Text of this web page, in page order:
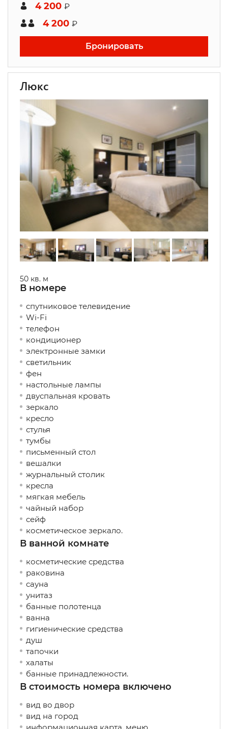
4 200 ₽
4 200 ₽
Бронировать
Люкс
50 кв. м
В номере
спутниковое телевидение
Wi-Fi
телефон
кондиционер
электронные замки
светильник
фен
настольные лампы
двуспальная кровать
зеркало
кресло
стулья
тумбы
письменный стол
вешалки
журнальный столик
кресла
мягкая мебель
чайный набор
сейф
косметическое зеркало.
В ванной комнате
косметические средства
раковина
сауна
унитаз
банные полотенца
ванна
гигиенические средства
душ
тапочки
халаты
банные принадлежности.
В стоимость номера включено
вид во двор
вид на город